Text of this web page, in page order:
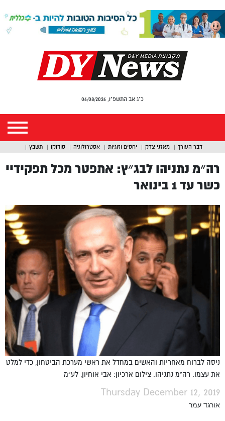
כ"ג אב התשפ"ו, 06/08/2026
דבר העורך מאזני צדק יחסים וזוגיות אסטרולוגיה סודוקו תשבץ
רה״מ נתניהו לבג״ץ: אתפטר מכל תפקידיי
כשר עד 1 בינואר
ניסה לברוח מאחריות והאשים במחדל את ראשי מערכת הביטחון, כדי למלט
את עצמו. רה"מ נתניהו. צילום ארכיון: אבי אוחיון, לע"מ
Thursday December 12, 2019
אורגד עמר